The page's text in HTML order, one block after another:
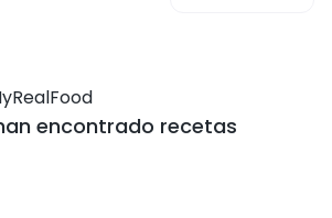
encontrado recetas